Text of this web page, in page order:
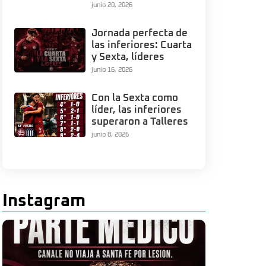
junio 20, 2026
Jornada perfecta de
las inferiores: Cuarta
y Sexta, líderes
junio 16, 2026
Con la Sexta como
líder, las inferiores
superaron a Talleres
junio 8, 2026
Instagram